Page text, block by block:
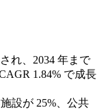
れ、2034 年まで
1.84% で成長
設が 25%、公共